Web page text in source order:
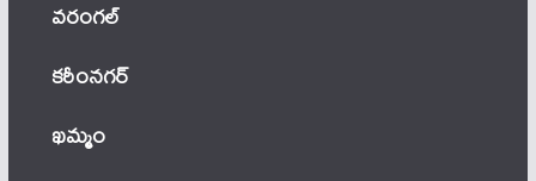
వ‌రంగ‌ల్
కరీంనగర్
ఖ‌మ్మం